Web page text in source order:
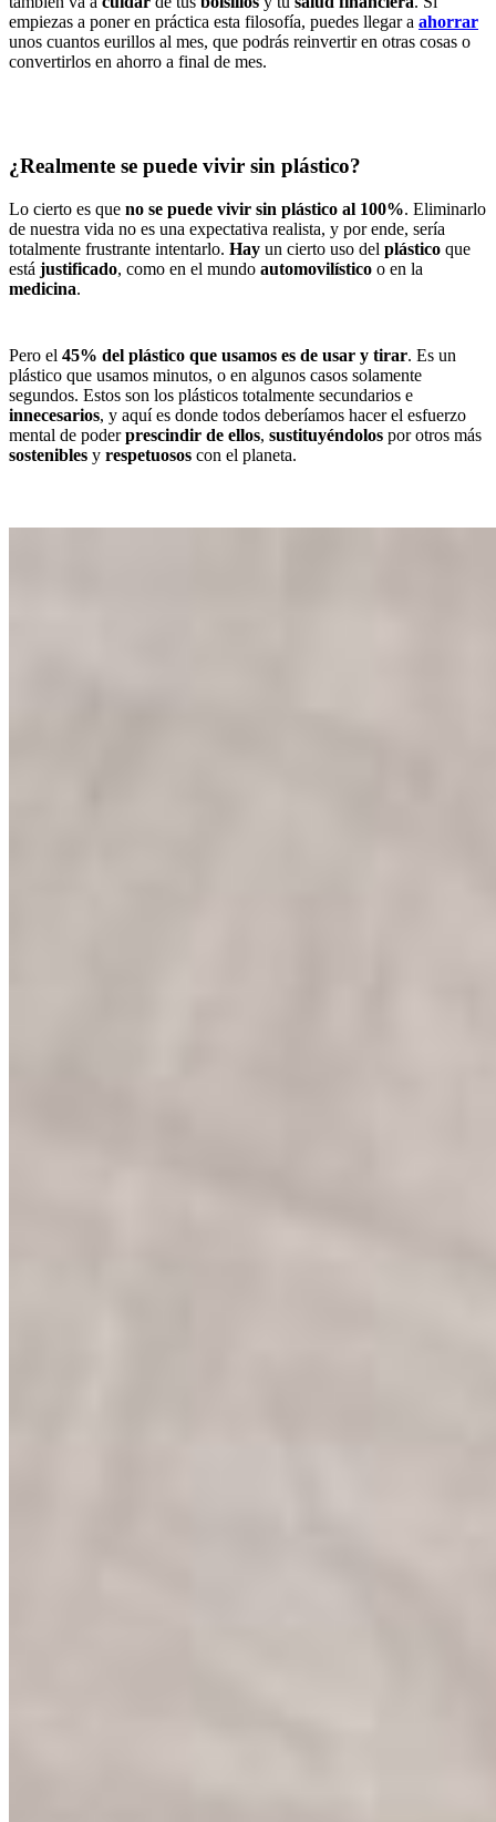
empiezas a poner en práctica esta filosofía, puedes llegar a ahorrar
unos cuantos eurillos al mes, que podrás reinvertir en otras cosas o
convertirlos en ahorro a final de mes.
¿Realmente se puede vivir sin plástico?
Lo cierto es que no se puede vivir sin plástico al 100%. Eliminarlo
de nuestra vida no es una expectativa realista, y por ende, sería
totalmente frustrante intentarlo. Hay un cierto uso del plástico que
está justificado, como en el mundo automovilístico o en la
medicina.
Pero el 45% del plástico que usamos es de usar y tirar. Es un
plástico que usamos minutos, o en algunos casos solamente
segundos. Estos son los plásticos totalmente secundarios e
innecesarios, y aquí es donde todos deberíamos hacer el esfuerzo
mental de poderprescindir de ellos, sustituyéndolos por otros más
sostenibles y respetuosos con el planeta.